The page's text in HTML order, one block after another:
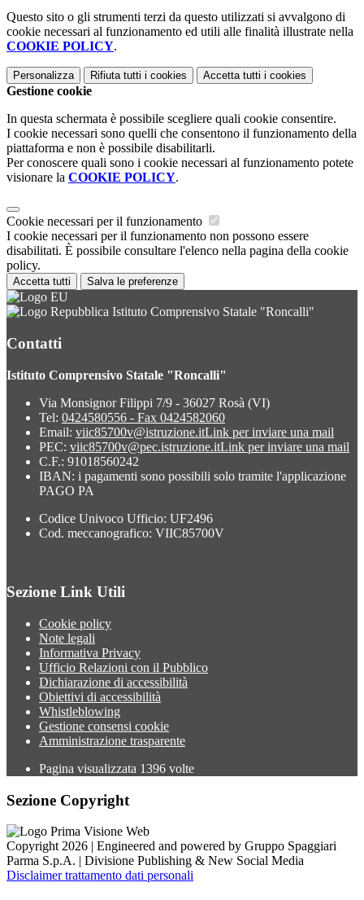
Questo sito o gli strumenti terzi da questo utilizzati si avvalgono di
cookie necessari al funzionamento ed utili alle finalità illustrate nella
COOKIE POLICY.
Personalizza Rifiuta tutti i cookies Accetta tutti i cookies
Gestione cookie
In questa schermata è possibile scegliere quali cookie consentire.
I cookie necessari sono quelli che consentono il funzionamento della
piattaforma e non è possibile disabilitarli.
Per conoscere quali sono i cookie necessari al funzionamento potete
visionare la COOKIE POLICY.
Cookie necessari per il funzionamento
I cookie necessari per il funzionamento non possono essere
disabilitati. È possibile consultare l'elenco nella pagina della cookie
policy.
Accetta tutti Salva le preferenze
Istituto Comprensivo Statale "Roncalli"
Contatti
Istituto Comprensivo Statale "Roncalli"
Via Monsignor Filippi 7/9 - 36027 Rosà (VI)
Tel: 0424580556 - Fax 0424582060
Email: viic85700v@istruzione.itLink per inviare una mail
PEC: viic85700v@pec.istruzione.itLink per inviare una mail
C.F.: 91018560242
IBAN: i pagamenti sono possibili solo tramite l'applicazione
PAGO PA
Codice Univoco Ufficio: UF2496
Cod. meccanografico: VIIC85700V
Sezione Link Utili
Cookie policy
Note legali
Informativa Privacy
Ufficio Relazioni con il Pubblico
Dichiarazione di accessibilità
Obiettivi di accessibilità
Whistleblowing
Gestione consensi cookie
Amministrazione trasparente
Pagina visualizzata 1396 volte
Sezione Copyright
Copyright 2026 | Engineered and powered by Gruppo Spaggiari
Parma S.p.A. | Divisione Publishing & New Social Media
Disclaimer trattamento dati personali